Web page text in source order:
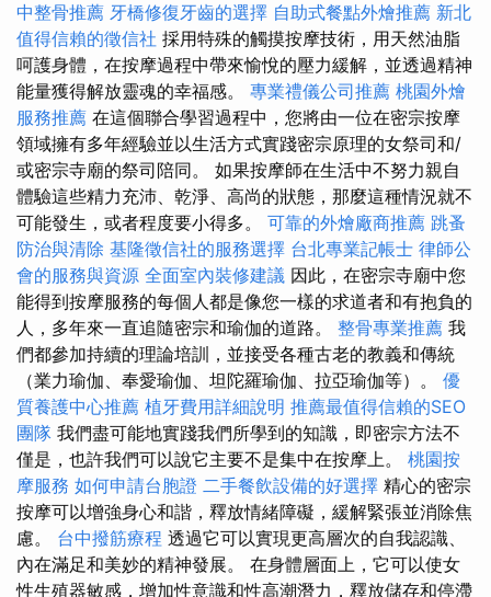
中整骨推薦 牙橋修復牙齒的選擇 自助式餐點外燴推薦 新北
值得信賴的徵信社 採用特殊的觸摸按摩技術，用天然油脂
呵護身體，在按摩過程中帶來愉悅的壓力緩解，並透過精神
能量獲得解放靈魂的幸福感。 專業禮儀公司推薦 桃園外燴
服務推薦 在這個聯合學習過程中，您將由一位在密宗按摩
領域擁有多年經驗並以生活方式實踐密宗原理的女祭司和/
或密宗寺廟的祭司陪同。 如果按摩師在生活中不努力親自
體驗這些精力充沛、乾淨、高尚的狀態，那麼這種情況就不
可能發生，或者程度要小得多。 可靠的外燴廠商推薦 跳蚤
防治與清除 基隆徵信社的服務選擇 台北專業記帳士 律師公
會的服務與資源 全面室內裝修建議 因此，在密宗寺廟中您
能得到按摩服務的每個人都是像您一樣的求道者和有抱負的
人，多年來一直追隨密宗和瑜伽的道路。 整骨專業推薦 我
們都參加持續的理論培訓，並接受各種古老的教義和傳統
（業力瑜伽、奉愛瑜伽、坦陀羅瑜伽、拉亞瑜伽等）。 優
質養護中心推薦 植牙費用詳細說明 推薦最值得信賴的SEO
團隊 我們盡可能地實踐我們所學到的知識，即密宗方法不
僅是，也許我們可以說它主要不是集中在按摩上。 桃園按
摩服務 如何申請台胞證 二手餐飲設備的好選擇 精心的密宗
按摩可以增強身心和諧，釋放情緒障礙，緩解緊張並消除焦
慮。 台中撥筋療程 透過它可以實現更高層次的自我認識、
內在滿足和美妙的精神發展。 在身體層面上，它可以使女
性生殖器敏感，增加性意識和性高潮潛力，釋放儲存和停滯